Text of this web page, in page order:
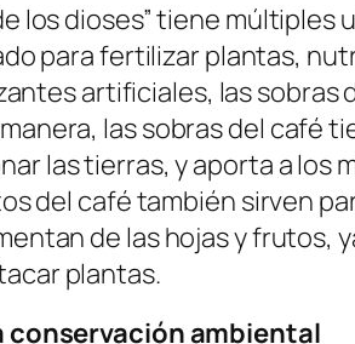
los dioses”tiene múltiples
para fertilizar plantas,
artificiales, las
las sobras del café
las tierras, y aporta a
del café también sirven
de las hojas y
plantas.
conservación ambiental